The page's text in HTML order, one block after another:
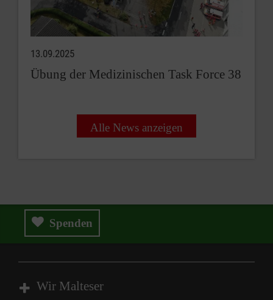
13.09.2025
Übung der Medizinischen Task Force 38
Alle News anzeigen
Spenden
Wir Malteser